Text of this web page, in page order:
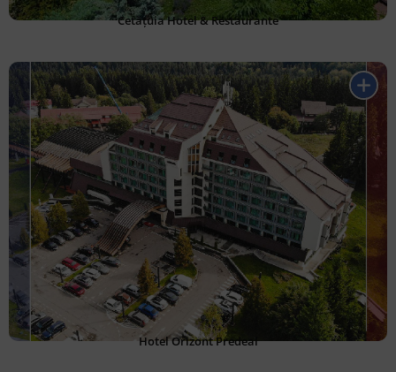
Cetățuia Hotel & Restaurante
Hotel Orizont Predeal